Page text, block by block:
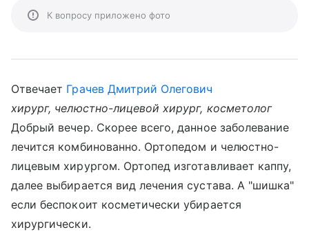
К вопросу приложено фото
Отвечает Грачев Дмитрий Олегович
хирург, челюстно-лицевой хирург, косметолог
Добрый вечер. Скорее всего, данное заболевание
лечится комбинованно. Ортопедом и челюстно-
лицевым хирургом. Ортопед изготавливает каппу,
далее выбирается вид лечения сустава. А "шишка"
если беспокоит косметически убирается
хирургически.